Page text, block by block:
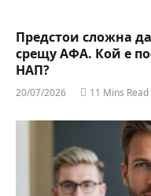
Предстои сложна
срещу АФА. Кой е
НАП?
20/07/2026 11 Mins Read